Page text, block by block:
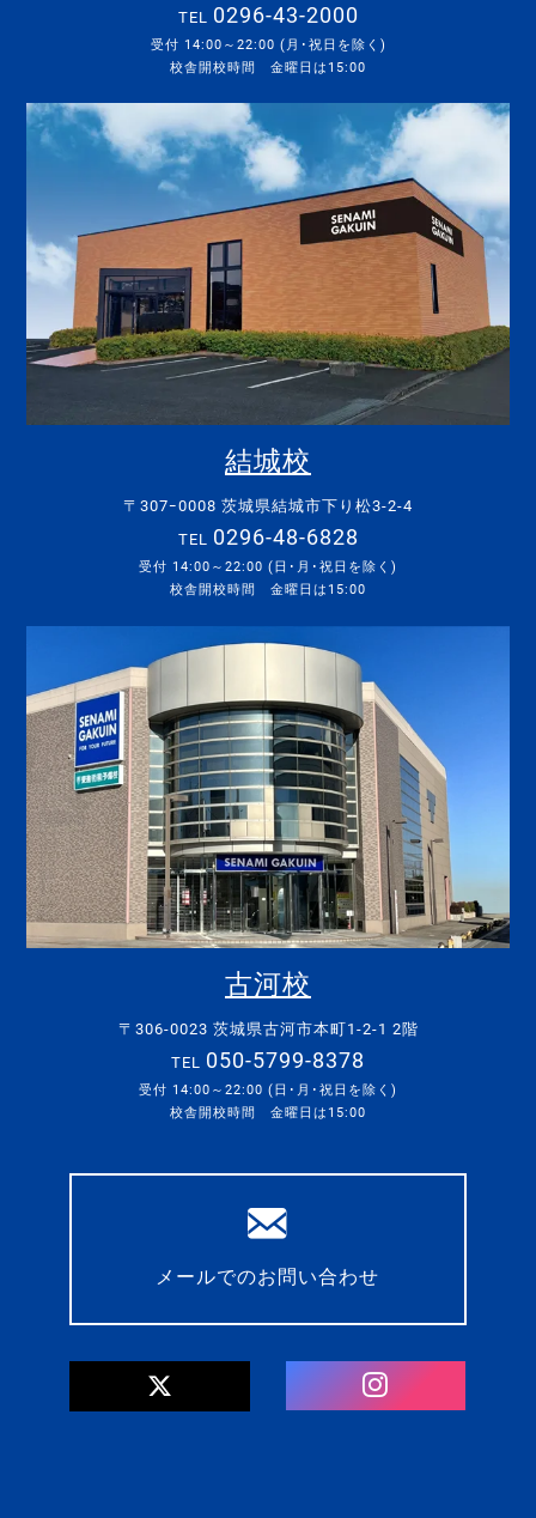
TEL 0296-43-2000
受付 14:00～22:00 (月･祝日を除く)
校舎開校時間 金曜日は15:00
結城校
〒307ｰ0008 茨城県結城市下り松3-2-4
TEL 0296-48-6828
受付 14:00～22:00 (日･月･祝日を除く)
校舎開校時間 金曜日は15:00
古河校
〒306-0023 茨城県古河市本町1-2-1 2階
TEL 050-5799-8378
受付 14:00～22:00 (日･月･祝日を除く)
校舎開校時間 金曜日は15:00
メールでのお問い合わせ